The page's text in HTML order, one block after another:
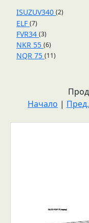
ISUZUV340 (2)
ELF (7)
FVR34 (3)
NKR 55 (6)
NQR 75 (11)
Начало | Пред.